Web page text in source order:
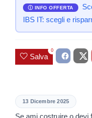
IBS IT: scegli e
Salva
0
13 Dicembre 2025
Se ami costruire o devi